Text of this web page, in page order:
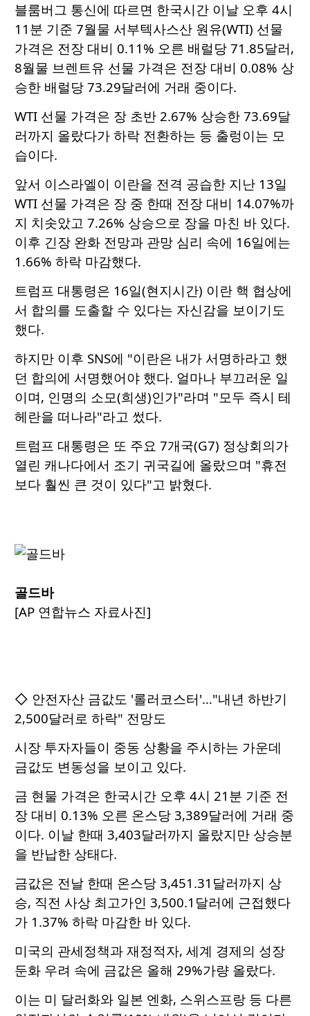
블룸버그 통신에 따르면 한국시간 이날 오후 4시
11분 기준 7월물 서부텍사스산 원유(WTI) 선물
가격은 전장 대비 0.11% 오른 배럴당 71.85달러,
8월물 브렌트유 선물 가격은 전장 대비 0.08% 상
승한 배럴당 73.29달러에 거래 중이다.
WTI 선물 가격은 장 초반 2.67% 상승한 73.69달
러까지 올랐다가 하락 전환하는 등 출렁이는 모
습이다.
앞서 이스라엘이 이란을 전격 공습한 지난 13일
WTI 선물 가격은 장 중 한때 전장 대비 14.07%까
지 치솟았고 7.26% 상승으로 장을 마친 바 있다.
이후 긴장 완화 전망과 관망 심리 속에 16일에는
1.66% 하락 마감했다.
트럼프 대통령은 16일(현지시간) 이란 핵 협상에
서 합의를 도출할 수 있다는 자신감을 보이기도
했다.
하지만 이후 SNS에 "이란은 내가 서명하라고 했
던 합의에 서명했어야 했다. 얼마나 부끄러운 일
이며, 인명의 소모(희생)인가"라며 "모두 즉시 테
헤란을 떠나라"라고 썼다.
트럼프 대통령은 또 주요 7개국(G7) 정상회의가
열린 캐나다에서 조기 귀국길에 올랐으며 "휴전
보다 훨씬 큰 것이 있다"고 밝혔다.
골드바
[AP 연합뉴스 자료사진]
◇ 안전자산 금값도 '롤러코스터'…"내년 하반기
2,500달러로 하락" 전망도
시장 투자자들이 중동 상황을 주시하는 가운데
금값도 변동성을 보이고 있다.
금 현물 가격은 한국시간 오후 4시 21분 기준 전
장 대비 0.13% 오른 온스당 3,389달러에 거래 중
이다. 이날 한때 3,403달러까지 올랐지만 상승분
을 반납한 상태다.
금값은 전날 한때 온스당 3,451.31달러까지 상
승, 직전 사상 최고가인 3,500.1달러에 근접했다
가 1.37% 하락 마감한 바 있다.
미국의 관세정책과 재정적자, 세계 경제의 성장
둔화 우려 속에 금값은 올해 29%가량 올랐다.
이는 미 달러화와 일본 엔화, 스위스프랑 등 다른